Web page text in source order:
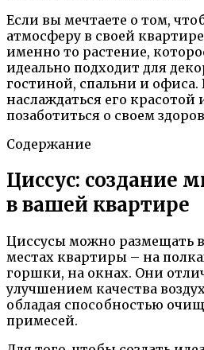
Если вы мечтаете о том,
атмосферу в своей
именно то растение,
идеально подходит для
гостиной, спальни и
наслаждаться его
позаботиться о своем
Содержание
Циссус: создание
в вашей квартире
Циссусы можно размещать
местах квартиры – на
горшки, на окнах. Они
улучшением качества
обладая способностью
примесей.